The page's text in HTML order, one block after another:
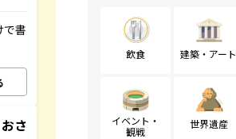
で書
さ
飲食 建築・アート
イベント・
観戦
世界遺産